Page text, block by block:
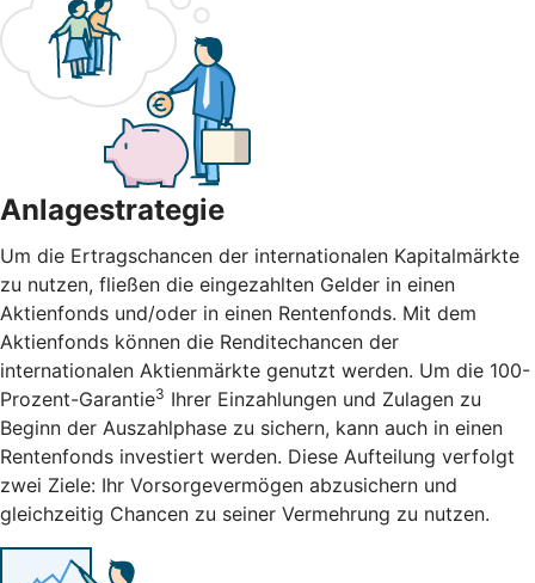
Anlagestrategie
Um die Ertragschancen der internationalen Kapitalmärkte
zu nutzen, fließen die eingezahlten Gelder in einen
Aktienfonds und/oder in einen Rentenfonds. Mit dem
Aktienfonds können die Renditechancen der
internationalen Aktienmärkte genutzt werden. Um die 100-
Prozent-Garantie3 Ihrer Einzahlungen und Zulagen zu
Beginn der Auszahlphase zu sichern, kann auch in einen
Rentenfonds investiert werden. Diese Aufteilung verfolgt
zwei Ziele: Ihr Vorsorgevermögen abzusichern und
gleichzeitig Chancen zu seiner Vermehrung zu nutzen.